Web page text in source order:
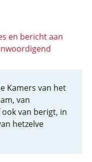
en bericht aan
Kamers van het
van
van berigt, in
hetzelve